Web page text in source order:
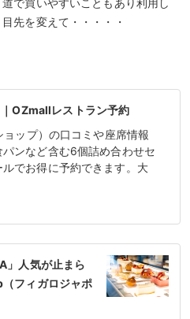
先を変えて・・・・・
OZmallレストラン予約
ップ）の口コミや座席情報
ンなど含む6個詰め合わせセ
でお得に予約できます。大
」人気が止まら
フィガロジャポ